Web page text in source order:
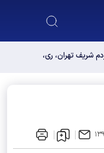
شریف تهران، ری،